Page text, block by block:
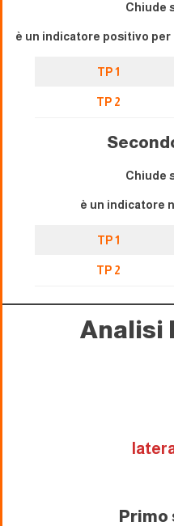
Chiude
è un indicatore positivo
TP 1
TP 2
Chiude
è un indicatore
TP 1
TP 2
Analisi
Primo